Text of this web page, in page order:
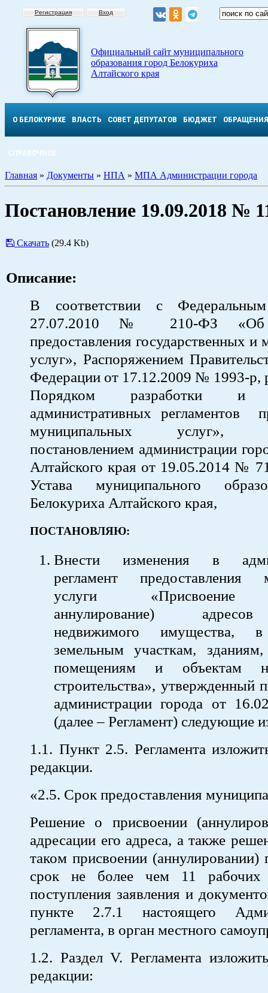
Регистрация Вход
Официальный сайт муниципального
образования город Белокуриха
Алтайского края
О БЕЛОКУРИХЕ ВЛАСТЬ СОВЕТ ДЕПУТАТОВ БЮДЖЕТ ОБРАЩЕНИЯ
СПРАВОЧНОЕ
Главная » Документы » НПА » МПА Администрации города
Постановление 19.09.2018 №
Скачать (29.4 Kb)
Описание:
В соответствии с
27.07.2010 № 210-ФЗ «Об
предоставления государственных и
услуг», Распоряжением
Федерации от 17.12.2009 № 1993-р,
Порядком разработки и
административных регламентов
муниципальных услуг»,
постановлением администрации
Алтайского края от 19.05.2014 №
Устава муниципального
Белокуриха Алтайского края,
ПОСТАНОВЛЯЮ:
Внести изменения в
регламент предоставления
услуги «Присвоение
аннулирование)
недвижимого имущества,
земельным участкам,
помещениям и объектам
строительства», утвержденный
администрации города от
(далее – Регламент) следующие
1.1. Пункт 2.5. Регламента
редакции.
«2.5. Срок предоставления
Решение о присвоении
адресации его адреса, а также
таком присвоении
срок не более чем 11
поступления заявления и
пункте 2.7.1 настоящего
регламента, в орган местного
1.2. Раздел V. Регламента
редакции: